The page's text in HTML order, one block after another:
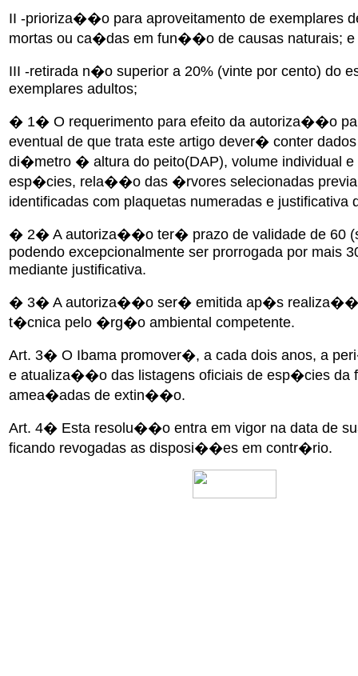
II -prioriza��o para aproveitamento de exemplares
mortas ou ca�das em fun��o de causas naturais; e
III -retirada n�o superior a 20% (vinte por cento) do
exemplares adultos;
� 1� O requerimento para efeito da autoriza��o
eventual de que trata este artigo dever� conter
di�metro � altura do peito(DAP), volume individual e
esp�cies, rela��o das �rvores selecionadas
identificadas com plaquetas numeradas e
� 2� A autoriza��o ter� prazo de validade de 60
podendo excepcionalmente ser prorrogada por mais
mediante justificativa.
� 3� A autoriza��o ser� emitida ap�s
t�cnica pelo �rg�o ambiental competente.
Art. 3� O Ibama promover�, a cada dois anos, a
e atualiza��o das listagens oficiais de esp�cies da
amea�adas de extin��o.
Art. 4� Esta resolu��o entra em vigor na data de
ficando revogadas as disposi��es em contr�rio.